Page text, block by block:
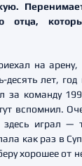
отца,
на
десять лет,
за команду
вспомнил.
играл —
как раз в
хорошее от